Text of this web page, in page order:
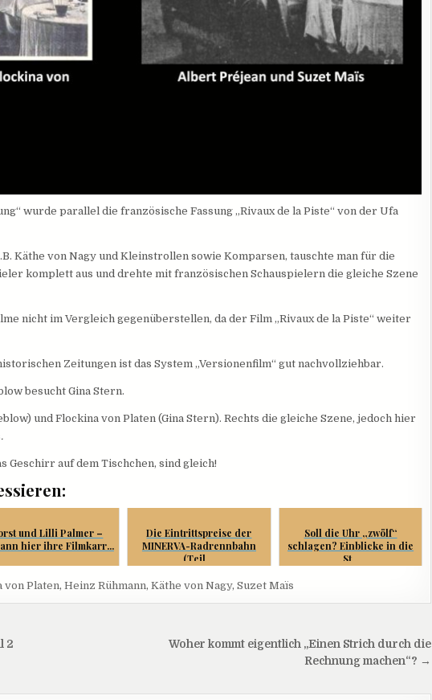
wurde parallel die französische Fassung „Rivaux de la Piste“ von der Ufa
Käthe von Nagy und Kleinstrollen sowie Komparsen, tauschte man für die
komplett aus und drehte mit französischen Schauspielern die gleiche Szene
nicht im Vergleich gegenüberstellen, da der Film „Rivaux de la Piste“ weiter
Zeitungen ist das System „Versionenfilm“ gut nachvollziehbar.
besucht Gina Stern.
und Flockina von Platen (Gina Stern). Rechts die gleiche Szene, jedoch hier
.
Geschirr auf dem Tischchen, sind gleich!
und Lilli Palmer –
hier ihre Filmkarr...
Die Eintrittspreise der
MINERVA-Radrennbahn
(Teil ...
Soll die Uhr „zwölf“
schlagen? Einblicke in die
St...
von Platen, Heinz Rühmann, Käthe von Nagy, Suzet Maïs
Woher kommt eigentlich „Einen Strich durch die
Rechnung machen“? →
2